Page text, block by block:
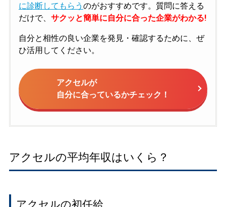
に診断してもらう のがおすすめです。質問に答える
だけで、 サクッと簡単に自分に合った企業がわかる!
自分と相性の良い企業を発見・確認するために、ぜ
ひ活用してください。
アクセルが
自分に合っているかチェック！
アクセルの平均年収はいくら？
アクセルの初任給